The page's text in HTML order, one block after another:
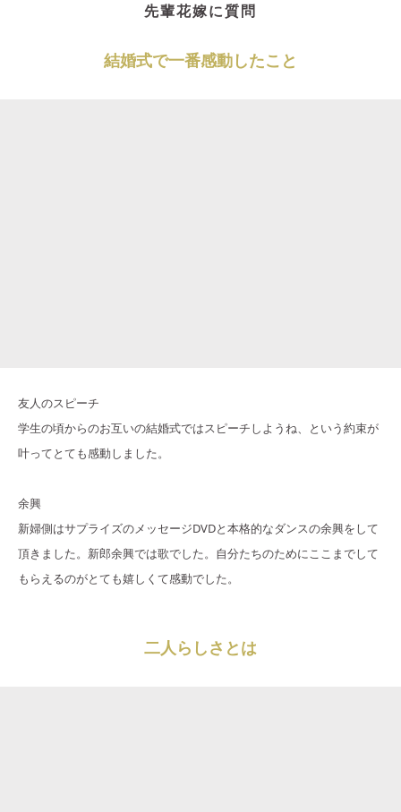
先輩花嫁に質問
結婚式で一番感動したこと
友人のスピーチ
学生の頃からのお互いの結婚式ではスピーチしようね、という約束が
叶ってとても感動しました。
余興
新婦側はサプライズのメッセージDVDと本格的なダンスの余興をして
頂きました。新郎余興では歌でした。自分たちのためにここまでして
もらえるのがとても嬉しくて感動でした。
二人らしさとは